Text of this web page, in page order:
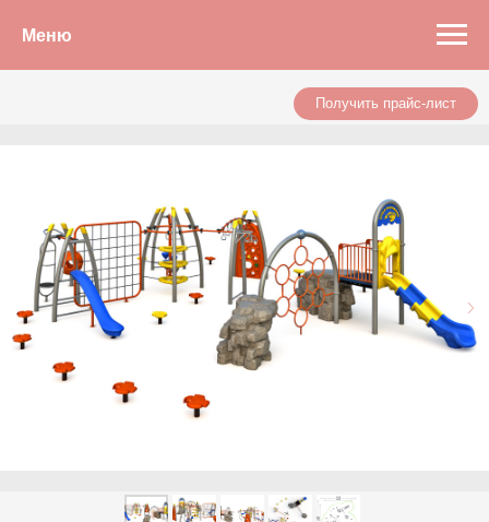
Меню
Получить прайс-лист